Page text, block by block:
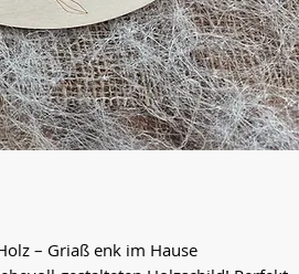
– Griaß enk im Hause